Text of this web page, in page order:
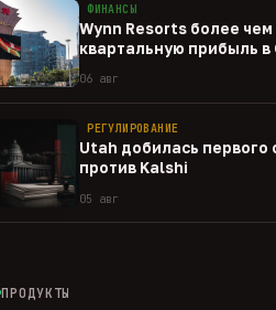
ФИНАНСЫ
Wynn Resorts более
квартальную прибыль в
06 авг
РЕГУЛИРОВАНИЕ
Utah добилась
против Kalshi
05 авг
ПРОДУКТЫ